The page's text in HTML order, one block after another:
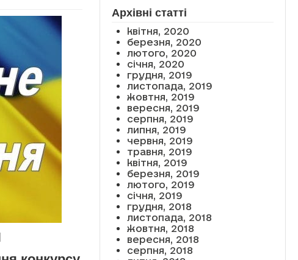
Архівні статті
квітня, 2020
березня, 2020
лютого, 2020
січня, 2020
грудня, 2019
листопада, 2019
жовтня, 2019
вересня, 2019
серпня, 2019
липня, 2019
червня, 2019
травня, 2019
квітня, 2019
березня, 2019
лютого, 2019
січня, 2019
грудня, 2018
листопада, 2018
жовтня, 2018
вересня, 2018
серпня, 2018